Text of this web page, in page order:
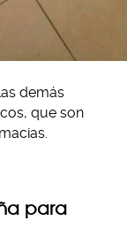
demás
que son
para